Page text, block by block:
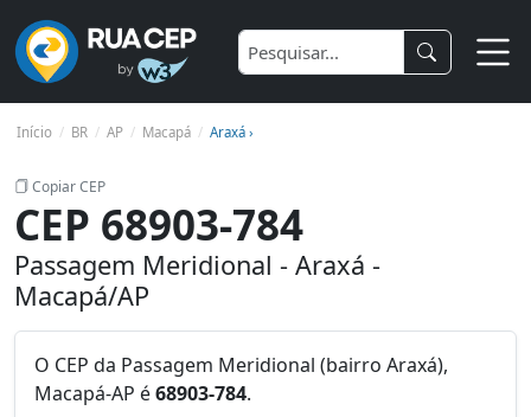
Início BR AP Macapá Araxá ›
Copiar CEP
CEP 68903-784
Passagem Meridional - Araxá -
Macapá/AP
O CEP da Passagem Meridional (bairro Araxá),
Macapá-AP é68903-784.